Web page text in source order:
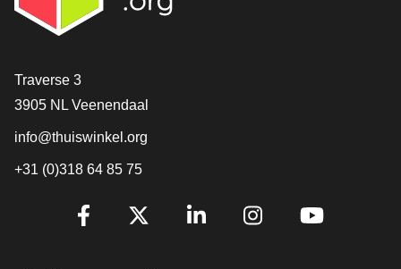
[_General:Contact]
Traverse 3
3905 NL Veenendaal
info@thuiswinkel.org
+31 (0)318 64 85 75
[_General:SocialMediaTitle]